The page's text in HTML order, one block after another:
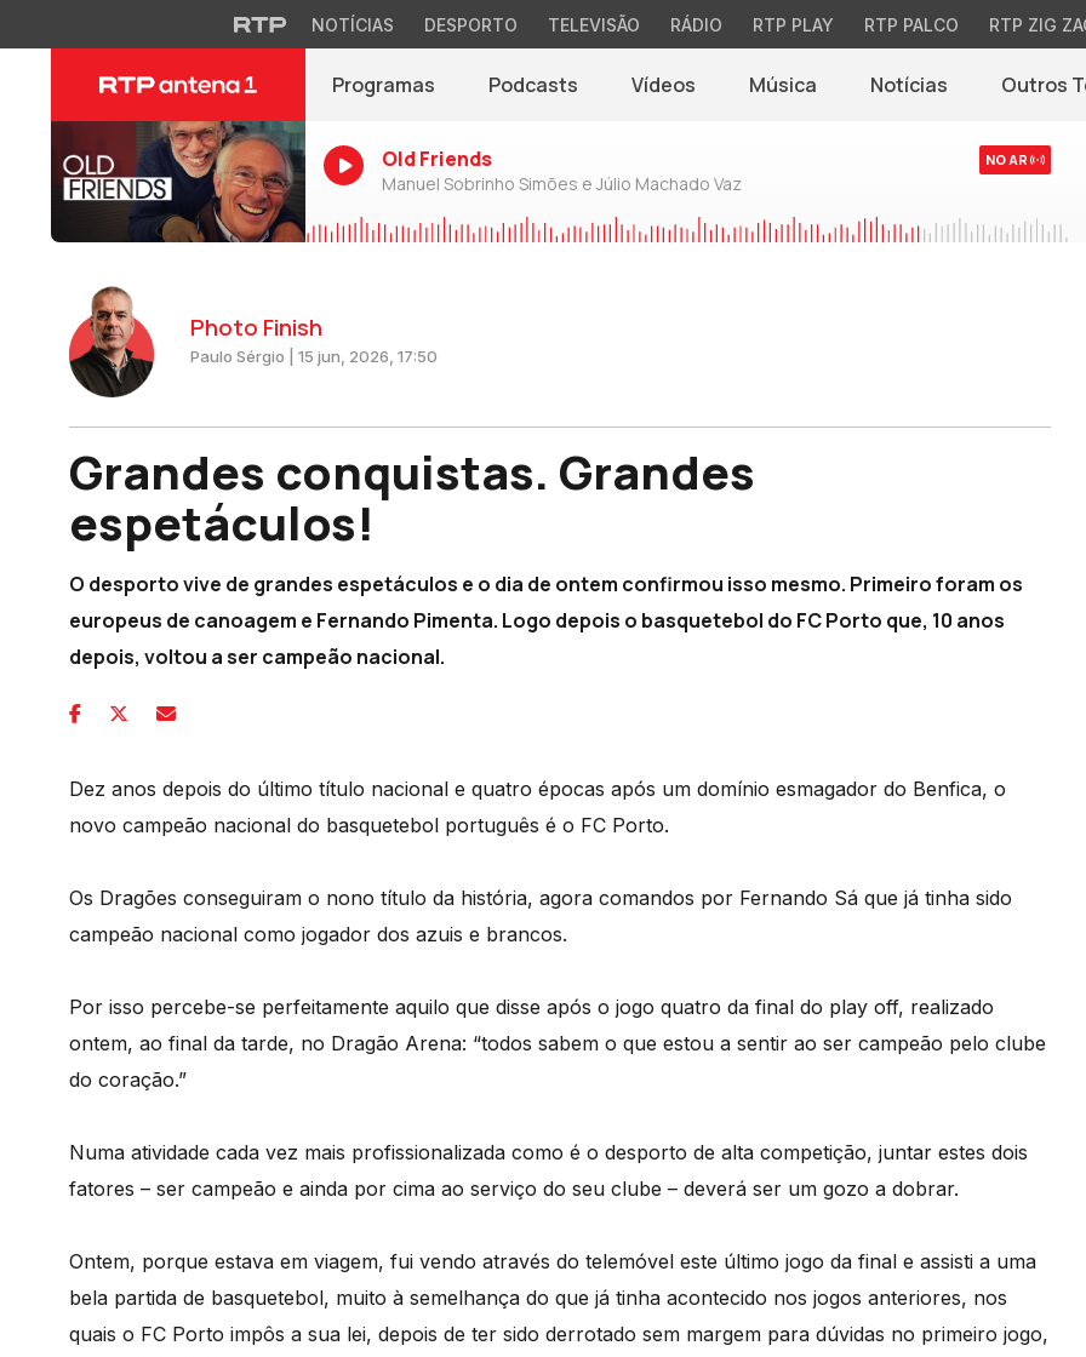
NOTÍCIAS DESPORTO TELEVISÃO RÁDIO RTP PLAY RTP PALCO RTP ZIG
Programas Podcasts Vídeos Música Notícias(abre em nova
Outros
Old Friends
Manuel Sobrinho Simões e Júlio Machado Vaz
NO AR
Photo Finish
Paulo Sérgio | 15 jun, 2026, 17:50
Grandes conquistas. Grandes
espetáculos!
O desporto vive de grandes espetáculos e o dia de ontem confirmou isso mesmo. Primeiro foram os
europeus de canoagem e Fernando Pimenta. Logo depois o basquetebol do FC Porto que, 10 anos
depois, voltou a ser campeão nacional.
Dez anos depois do último título nacional e quatro épocas após um domínio esmagador do Benfica, o
novo campeão nacional do basquetebol português é o FC Porto.
Os Dragões conseguiram o nono título da história, agora comandos por Fernando Sá que já tinha sido
campeão nacional como jogador dos azuis e brancos.
Por isso percebe-se perfeitamente aquilo que disse após o jogo quatro da final do play off, realizado
ontem, ao final da tarde, no Dragão Arena: “todos sabem o que estou a sentir ao ser campeão pelo clube
do coração.”
Numa atividade cada vez mais profissionalizada como é o desporto de alta competição, juntar estes dois
fatores – ser campeão e ainda por cima ao serviço do seu clube – deverá ser um gozo a dobrar.
Ontem, porque estava em viagem, fui vendo através do telemóvel este último jogo da final e assisti a uma
bela partida de basquetebol, muito à semelhança do que já tinha acontecido nos jogos anteriores, nos
quais o FC Porto impôs a sua lei, depois de ter sido derrotado sem margem para dúvidas no primeiro jogo,